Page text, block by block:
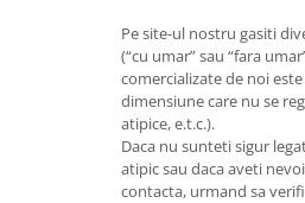
Pe site-ul nostru gasiti
(“cu umar” sau “fara
comercializate de noi
dimensiune care nu se
atipice, e.t.c.).
Daca nu sunteti sigur
atipic sau daca aveti
contacta, urmand sa